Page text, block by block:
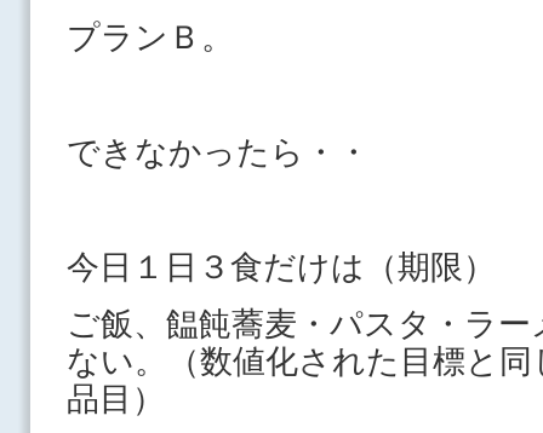
プランＢ。
できなかったら・・
今日１日３食だけは（期限）
ご飯、饂飩蕎麦・パスタ・ラ
ない。（数値化された目標と
品目）